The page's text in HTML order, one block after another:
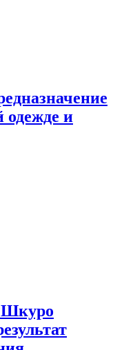
одежде и
Шкуро